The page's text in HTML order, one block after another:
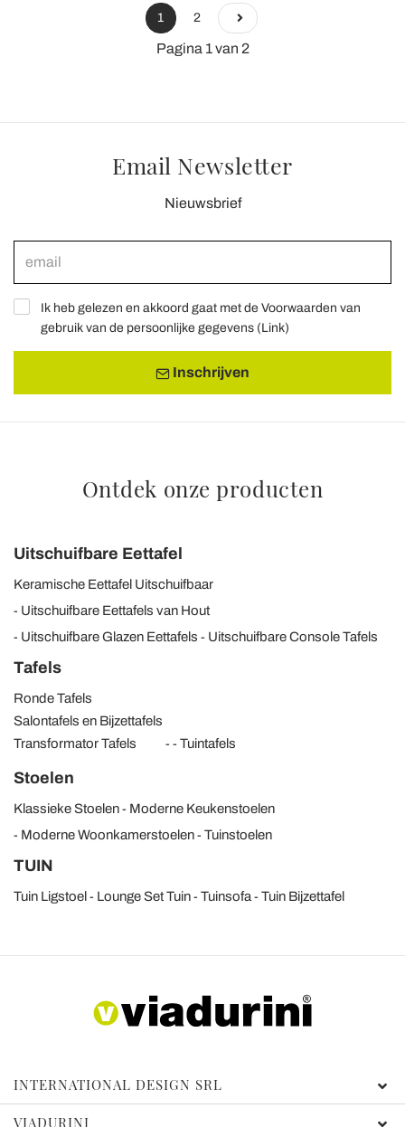
1 2
Pagina 1 van 2
Email Newsletter
Nieuwsbrief
Ik heb gelezen en akkoord gaat met de Voorwaarden van
gebruik van de persoonlijke gegevens (Link)
Inschrijven
Ontdek onze producten
Uitschuifbare Eettafel
Keramische Eettafel Uitschuifbaar
Uitschuifbare Eettafels van Hout
Uitschuifbare Glazen Eettafels
Uitschuifbare Console Tafels
Tafels
Ronde Tafels
Salontafels en Bijzettafels
Transformator Tafels
Tuintafels
Stoelen
Klassieke Stoelen
Moderne Keukenstoelen
Moderne Woonkamerstoelen
Tuinstoelen
TUIN
Tuin Ligstoel Lounge Set Tuin Tuinsofa Tuin Bijzettafel
INTERNATIONAL DESIGN SRL
VIADURINI